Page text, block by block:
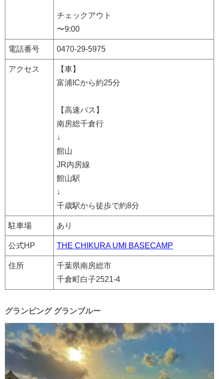
チェックアウト
〜9:00
電話番号 0470-29-5975
アクセス
【車】
富浦ICから約25分
【高速バス】
南房総千倉行
↓
館山
JR内房線
館山駅
↓
千歳駅から徒歩で約8分
駐車場 あり
公式HP THE CHIKURA UMI BASECAMP
住所
千葉県南房総市
千倉町白子2521-4
グランピング グランブルー